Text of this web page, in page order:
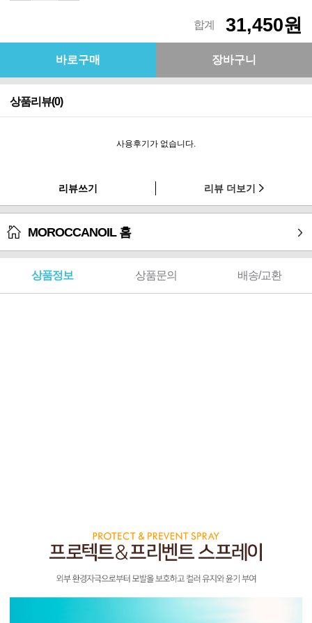
31,450원
합계
상품리뷰(0)
사용후기가 없습니다.
리뷰쓰기 리뷰 더보기
MOROCCANOIL 홈
상품정보 상품문의 배송/교환